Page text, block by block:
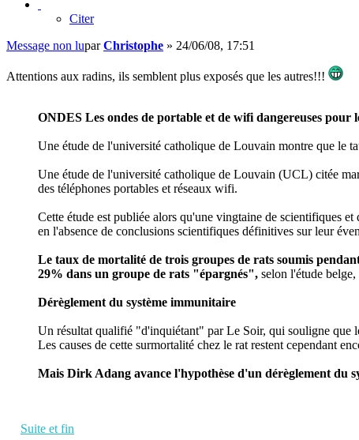
Citer
Message non luparChristophe » 24/06/08, 17:51
Attentions aux radins, ils semblent plus exposés que les autres!!!
ONDES Les ondes de portable et de wifi dangereuses
Une étude de l'université catholique de Louvain montre que le
Une étude de l'université catholique de Louvain (UCL) citée
des téléphones portables et réseaux wifi.
Cette étude est publiée alors qu'une vingtaine de scientifiques
en l'absence de conclusions scientifiques définitives sur leur
Le taux de mortalité de trois groupes de rats soumis
29% dans un groupe de rats "épargnés", selon l'étude
Dérèglement du système immunitaire
Un résultat qualifié "d'inquiétant" par Le Soir, qui souligne que
Les causes de cette surmortalité chez le rat restent cependant
Mais Dirk Adang avance l'hypothèse d'un dérèglement du
Suite et fin